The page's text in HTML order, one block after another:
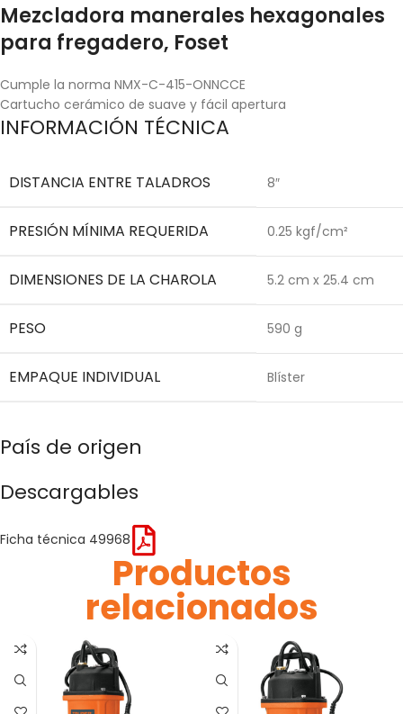
Mezcladora manerales hexagonales
para fregadero, Foset
Cumple la norma NMX-C-415-ONNCCE
Cartucho cerámico de suave y fácil apertura
INFORMACIÓN TÉCNICA
DISTANCIA ENTRE TALADROS 8″
PRESIÓN MÍNIMA REQUERIDA 0.25 kgf/cm²
DIMENSIONES DE LA CHAROLA 5.2 cm x 25.4 cm
PESO 590 g
EMPAQUE INDIVIDUAL Blíster
País de origen
Descargables
Ficha técnica 49968
Productos
relacionados